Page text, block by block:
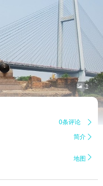
 1
0条评论 
简介 
地图 